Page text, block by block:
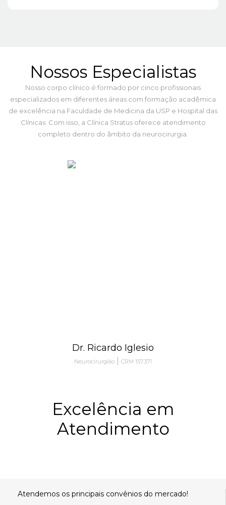
Nossos Especialistas
Nosso corpo clínico é formado por cinco profissionais
especializados em diferentes áreas com formação acadêmica
de excelência na Faculdade de Medicina da USP e Hospital das
Clínicas. Com isso, a Clínica Stratus oferece atendimento
completo dentro do âmbito da neurocirurgia.
Dr. Ricardo Iglesio
Neurocirurgião CRM 157.371
Excelência em
Atendimento
Atendemos os principais convênios do mercado!